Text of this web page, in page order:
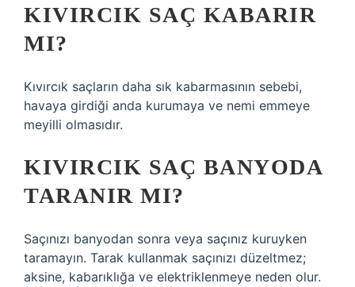
KIVIRCIK SAÇ KABARIR
MI?
Kıvırcık saçların daha sık kabarmasının sebebi,
havaya girdiği anda kurumaya ve nemi emmeye
meyilli olmasıdır.
KIVIRCIK SAÇ BANYODA
TARANIR MI?
Saçınızı banyodan sonra veya saçınız kuruyken
taramayın. Tarak kullanmak saçınızı düzeltmez;
aksine, kabarıklığa ve elektriklenmeye neden olur.